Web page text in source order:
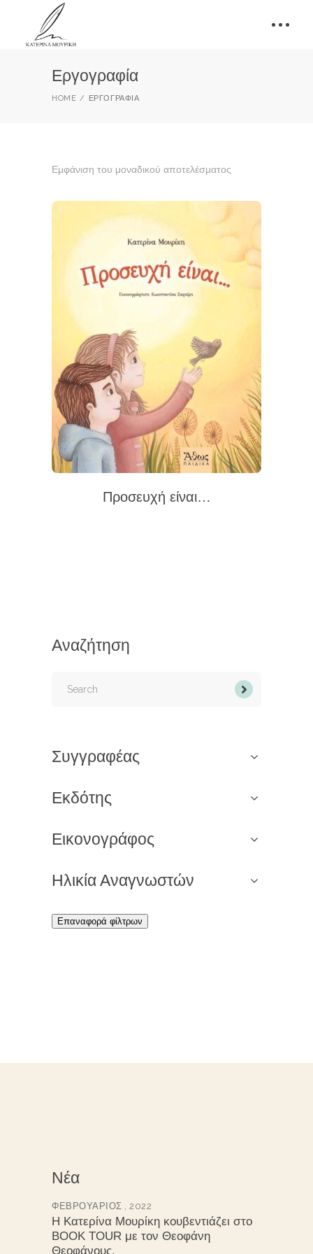
Εργογραφία
HOME ΕΡΓΟΓΡΑΦΊΑ
Εμφάνιση του μοναδικού αποτελέσματος
Προσευχή είναι…
Αναζήτηση
Συγγραφέας
Εκδότης
Εικονογράφος
Ηλικία Αναγνωστών
Επαναφορά φίλτρων
Νέα
ΦΕΒΡΟΥΆΡΙΟΣ , 2022
Η Κατερίνα Μουρίκη κουβεντιάζει στο
BOOK TOUR με τον Θεοφάνη
Θεοφάνους.